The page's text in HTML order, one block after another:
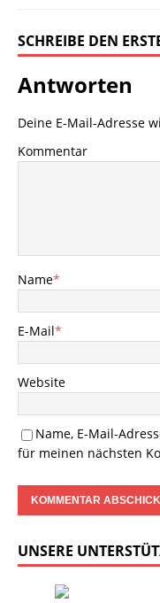
SCHREIBE DEN
Antworten
Deine E-Mail-Adresse
Kommentar
Name*
E-Mail*
Website
Name, E-Mail-
für meinen nächsten
UNSERE